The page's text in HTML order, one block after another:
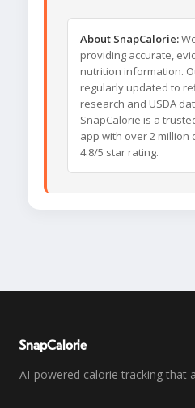
About SnapCalorie:
providing accurate,
nutrition information.
regularly updated to
research and USDA
SnapCalorie is a
app with over 2 million
4.8/5 star rating.
SnapCalorie
AI-powered calorie tracking that